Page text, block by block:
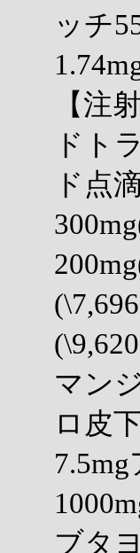
ッチ
【注
ドト
ド点
マン
ロ皮
ブタ